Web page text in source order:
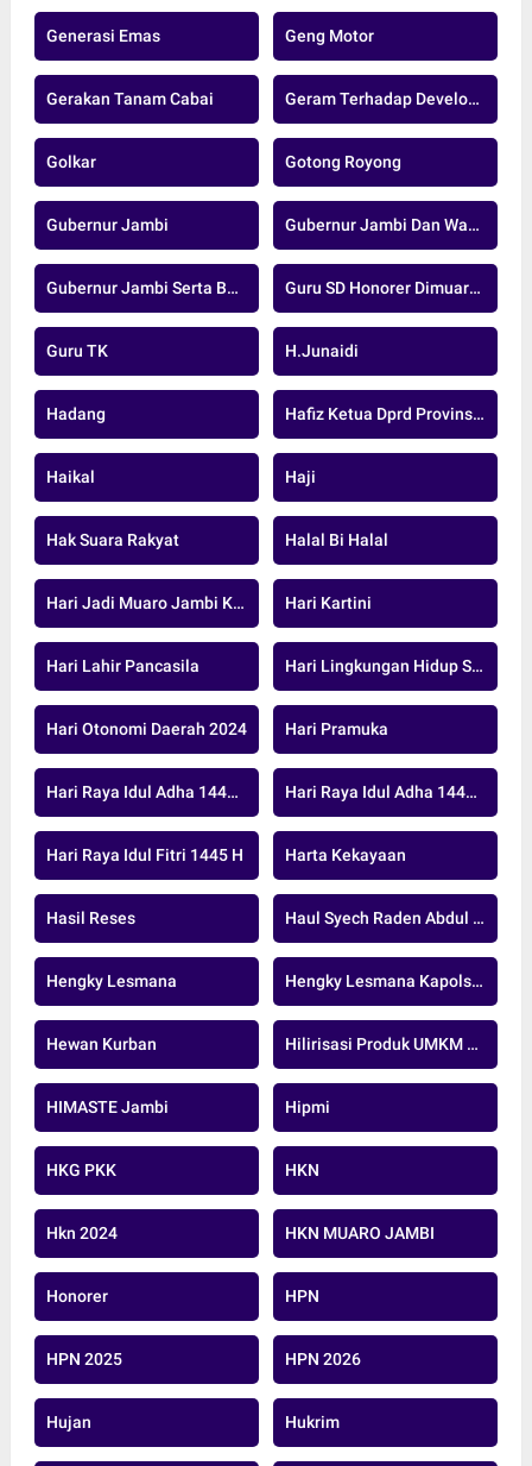
Generasi Emas Geng Motor
Gerakan Tanam Cabai Geram Terhadap Developer Nakal
Golkar Gotong Royong
Gubernur Jambi Gubernur Jambi Dan Wakil Gubernur Jambi
Gubernur Jambi Serta Bupati Dan Wakil Bupati Muaro Jambi Guru SD Honorer Dimuaro Jambi
Guru TK H.junaidi
Hadang Hafiz Ketua Dprd Provinsi Jambi
Haikal Haji
Hak Suara Rakyat Halal Bi Halal
Hari Jadi Muaro Jambi Ke-26 Hari Kartini
Hari Lahir Pancasila Hari Lingkungan Hidup Sedunia
Hari Otonomi Daerah 2024 Hari Pramuka
Hari Raya Idul Adha 1446 H Hari Raya Idul Adha 1447 H
Hari Raya Idul Fitri 1445 H Harta Kekayaan
Hasil Reses Haul Syech Raden Abdul Syafi
Hengky Lesmana Hengky Lesmana Kapolsek
Hewan Kurban Hilirisasi Produk UMKM Sawit
HIMASTE Jambi Hipmi
HKG PKK HKN
Hkn 2024 HKN MUARO JAMBI
Honorer HPN
HPN 2025 HPN 2026
Hujan Hukrim